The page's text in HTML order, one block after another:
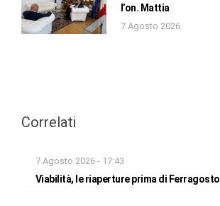
l’on. Mattia
7 Agosto 2026
Correlati
7 Agosto 2026 - 17:43
Viabilità, le riaperture prima di Ferragosto